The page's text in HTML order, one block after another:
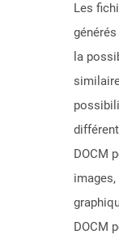
Les
la
DOCM
DOCM